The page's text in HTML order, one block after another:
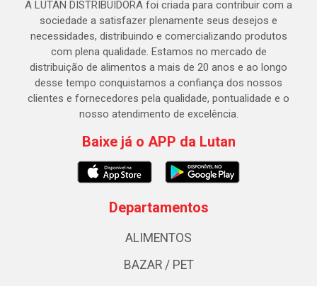
A LUTAN DISTRIBUIDORA foi criada para contribuir com a
sociedade a satisfazer plenamente seus desejos e
necessidades, distribuindo e comercializando produtos
com plena qualidade. Estamos no mercado de
distribuição de alimentos a mais de 20 anos e ao longo
desse tempo conquistamos a confiança dos nossos
clientes e fornecedores pela qualidade, pontualidade e o
nosso atendimento de excelência.
Baixe já o APP da Lutan
Departamentos
ALIMENTOS
BAZAR / PET